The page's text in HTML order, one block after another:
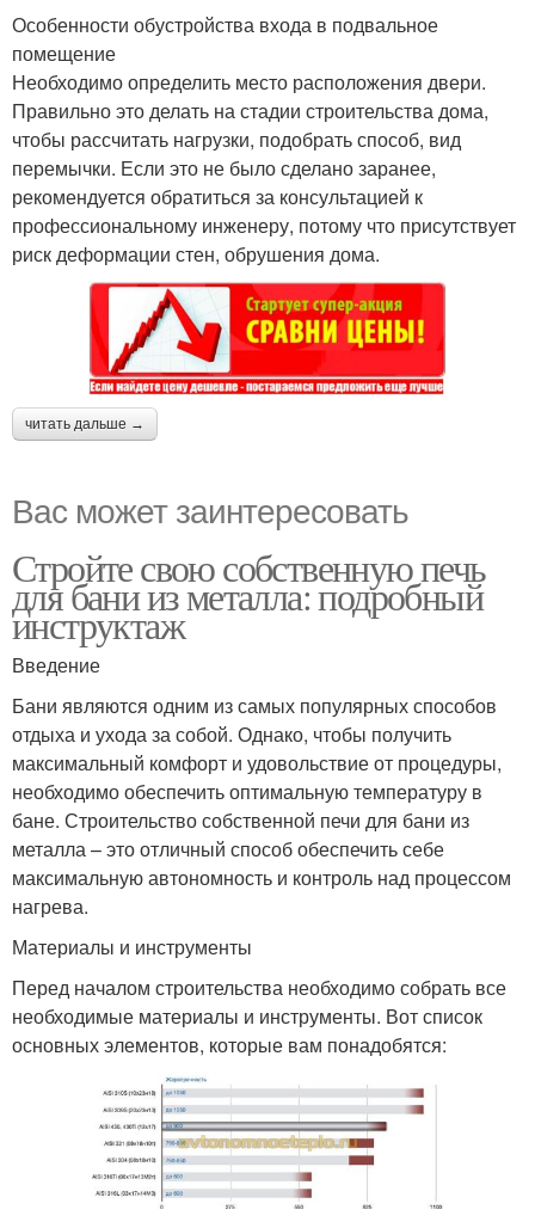
Особенности обустройства входа в подвальное
помещение
Необходимо определить место расположения двери.
Правильно это делать на стадии строительства дома,
чтобы рассчитать нагрузки, подобрать способ, вид
перемычки. Если это не было сделано заранее,
рекомендуется обратиться за консультацией к
профессиональному инженеру, потому что присутствует
риск деформации стен, обрушения дома.
читать дальше →
Вас может заинтересовать
Стройте свою собственную печь
для бани из металла: подробный
инструктаж
Введение
Бани являются одним из самых популярных способов
отдыха и ухода за собой. Однако, чтобы получить
максимальный комфорт и удовольствие от процедуры,
необходимо обеспечить оптимальную температуру в
бане. Строительство собственной печи для бани из
металла – это отличный способ обеспечить себе
максимальную автономность и контроль над процессом
нагрева.
Материалы и инструменты
Перед началом строительства необходимо собрать все
необходимые материалы и инструменты. Вот список
основных элементов, которые вам понадобятся: